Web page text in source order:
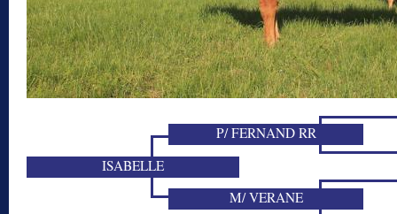
ISABELLE
P/ FERNAND RR
M/ VERANE